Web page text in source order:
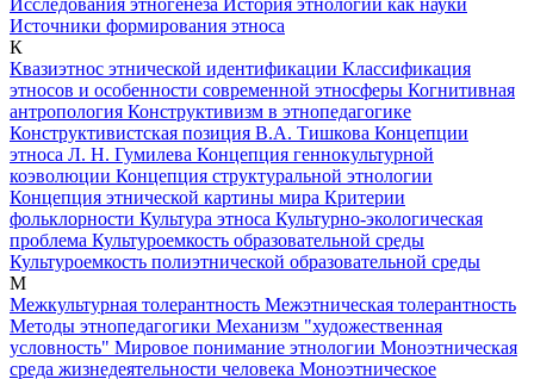
Источники формирования этноса
К
Квазиэтнос этнической идентификации Классификация
этносов и особенности современной этносферы Когнитивная
антропология Конструктивизм в этнопедагогике
Конструктивистская позиция В.А. Тишкова Концепции
этноса Л. Н. Гумилева Концепция геннокультурной
коэволюции Концепция структуральной этнологии
Концепция этнической картины мира Критерии
фольклорности Культура этноса Культурно-экологическая
проблема Культуроемкость образовательной среды
Культуроемкость полиэтнической образовательной среды
М
Межкультурная толерантность Межэтническая толерантность
Методы этнопедагогики Механизм "художественная
условность" Мировое понимание этнологии Моноэтническая
среда жизнедеятельности человека Моноэтническое